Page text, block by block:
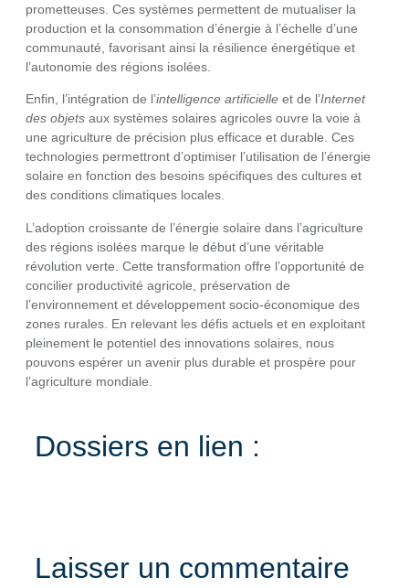
prometteuses. Ces systèmes permettent de mutualiser la
production et la consommation d’énergie à l’échelle d’une
communauté, favorisant ainsi la résilience énergétique et
l’autonomie des régions isolées.
Enfin, l’intégration de l’intelligence artificielle et de l’Internet
des objets aux systèmes solaires agricoles ouvre la voie à
une agriculture de précision plus efficace et durable. Ces
technologies permettront d’optimiser l’utilisation de l’énergie
solaire en fonction des besoins spécifiques des cultures et
des conditions climatiques locales.
L’adoption croissante de l’énergie solaire dans l’agriculture
des régions isolées marque le début d’une véritable
révolution verte. Cette transformation offre l’opportunité de
concilier productivité agricole, préservation de
l’environnement et développement socio-économique des
zones rurales. En relevant les défis actuels et en exploitant
pleinement le potentiel des innovations solaires, nous
pouvons espérer un avenir plus durable et prospère pour
l’agriculture mondiale.
Dossiers en lien :
Laisser un commentaire